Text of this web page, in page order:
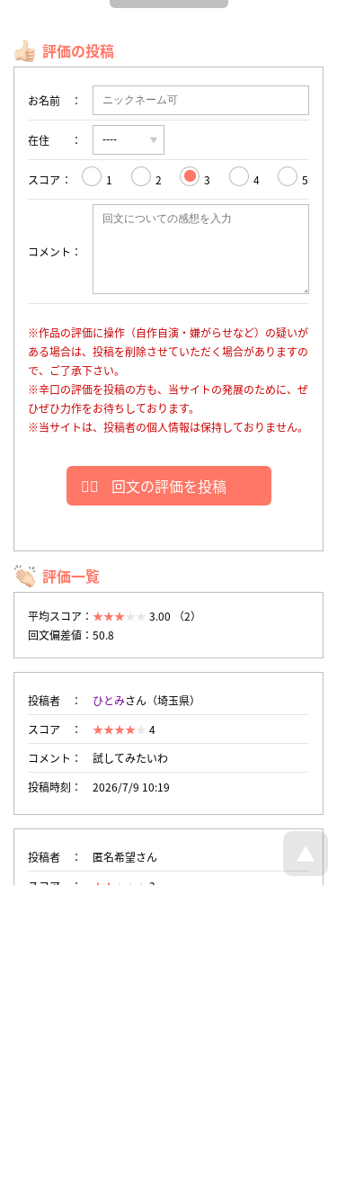
評価の投稿
お名前
在住
スコア 1 2 3 4 5
コメント
※作品の評価に操作（自作自演・嫌がらせなど）の疑いが
ある場合は、投稿を削除させていただく場合がありますの
で、ご了承下さい。
※辛口の評価を投稿の方も、当サイトの発展のために、ぜ
ひぜひ力作をお待ちしております。
※当サイトは、投稿者の個人情報は保持しておりません。
回文の評価を投稿
評価一覧
平均スコア：
3.00 （2）
回文偏差値：50.8
投稿者 ひとみさん（埼玉県）
スコア
4
コメント
試してみたいわ
投稿時刻
2026/7/9 10:19
投稿者
匿名希望さん
スコア
2